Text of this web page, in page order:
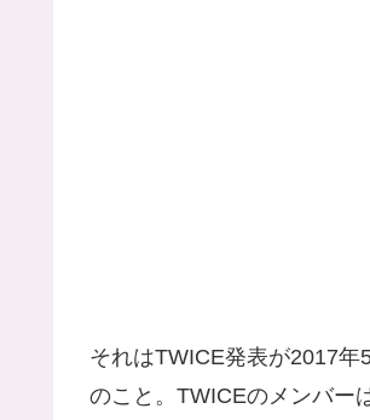
それはTWICE発表が2017
のこと。TWICEのメンバー